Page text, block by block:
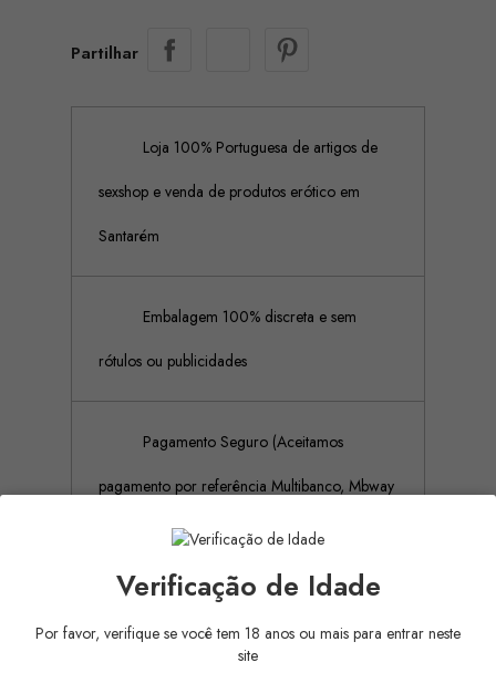
Partilhar
Loja 100% Portuguesa de artigos de
sexshop e venda de produtos erótico em
Santarém
Embalagem 100% discreta e sem
rótulos ou publicidades
Pagamento Seguro (Aceitamos
pagamento por referência Multibanco, Mbway
e cartões de crédito)
Descrição Detalhes do produto
Verificação de Idade
Por favor, verifique se você tem 18 anos ou mais para entrar neste
site